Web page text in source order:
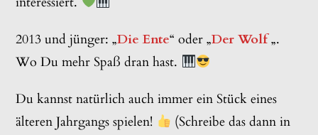
2013 und jünger: „Die Ente“ oder „Der Wolf„.
Wo Du mehr Spaß dran hast.
Du kannst natürlich auch immer ein Stück eines
älteren Jahrgangs spielen!
(Schreibe das dann in